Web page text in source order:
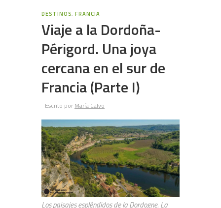
DESTINOS,FRANCIA
Viaje a la Dordoña-
Périgord. Una joya
cercana en el sur de
Francia (Parte I)
Escrito por María Calvo
Los paisajes espléndidos de la Dordogne. La